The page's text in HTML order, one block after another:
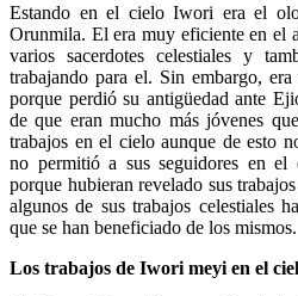
Estando en el cielo Iwori era el
Orunmila. El era muy eficiente en el
varios sacerdotes celestiales y
trabajando para el. Sin embargo,
porque perdió su antigüedad ante
de que eran mucho más jóvenes
trabajos en el cielo aunque de esto
no permitió a sus seguidores en
porque hubieran revelado sus
algunos de sus trabajos celestiales
que se han beneficiado de los mismos.
Los trabajos de Iwori meyi en el